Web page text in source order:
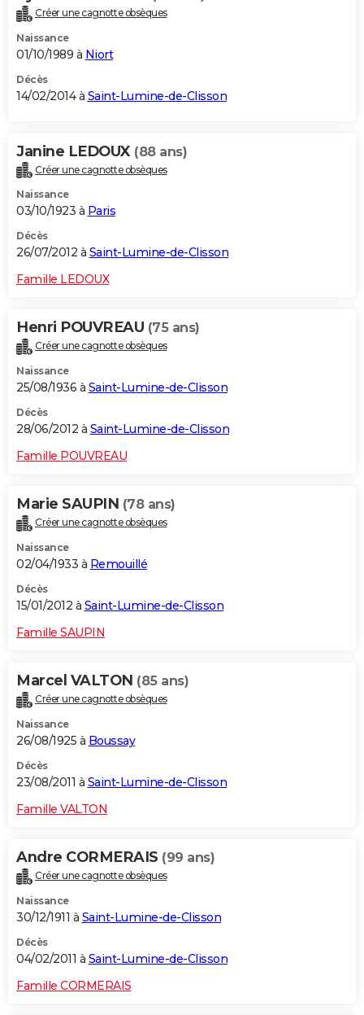
Créer une cagnotte obsèques
Naissance
01/10/1989 à Niort
Décès
14/02/2014 à Saint-Lumine-de-Clisson
Janine LEDOUX (88 ans)
Créer une cagnotte obsèques
Naissance
03/10/1923 à Paris
Décès
26/07/2012 à Saint-Lumine-de-Clisson
Famille LEDOUX
Henri POUVREAU (75 ans)
Créer une cagnotte obsèques
Naissance
25/08/1936 à Saint-Lumine-de-Clisson
Décès
28/06/2012 à Saint-Lumine-de-Clisson
Famille POUVREAU
Marie SAUPIN (78 ans)
Créer une cagnotte obsèques
Naissance
02/04/1933 à Remouillé
Décès
15/01/2012 à Saint-Lumine-de-Clisson
Famille SAUPIN
Marcel VALTON (85 ans)
Créer une cagnotte obsèques
Naissance
26/08/1925 à Boussay
Décès
23/08/2011 à Saint-Lumine-de-Clisson
Famille VALTON
Andre CORMERAIS (99 ans)
Créer une cagnotte obsèques
Naissance
30/12/1911 à Saint-Lumine-de-Clisson
Décès
04/02/2011 à Saint-Lumine-de-Clisson
Famille CORMERAIS